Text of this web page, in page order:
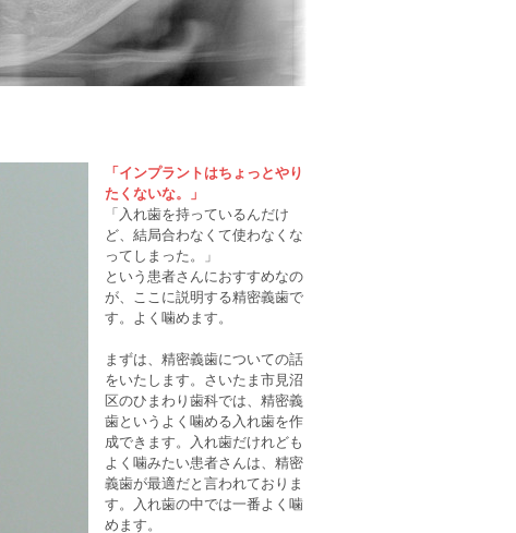
「インプラントはちょっとやり
たくないな。」
「入れ歯を持っているんだけ
ど、結局合わなくて使わなくな
ってしまった。」
という患者さんにおすすめなの
が、ここに説明する精密義歯で
す。よく噛めます。
まずは、精密義歯についての話
をいたします。さいたま市見沼
区のひまわり歯科では、精密義
歯というよく噛める入れ歯を作
成できます。入れ歯だけれども
よく噛みたい患者さんは、精密
義歯が最適だと言われておりま
す。入れ歯の中では一番よく噛
めます。